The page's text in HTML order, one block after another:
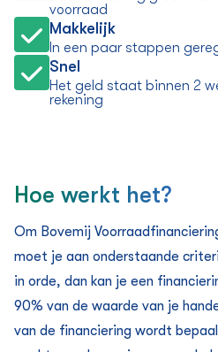
voorraad
Makkelijk
In een paar stappen
Snel
Het geld staat binnen 2
rekening
Hoe werkt het?
Om Bovemij
moet je aan onderstaande
in orde, dan kan je een
90% van de waarde van je
van de financiering wordt